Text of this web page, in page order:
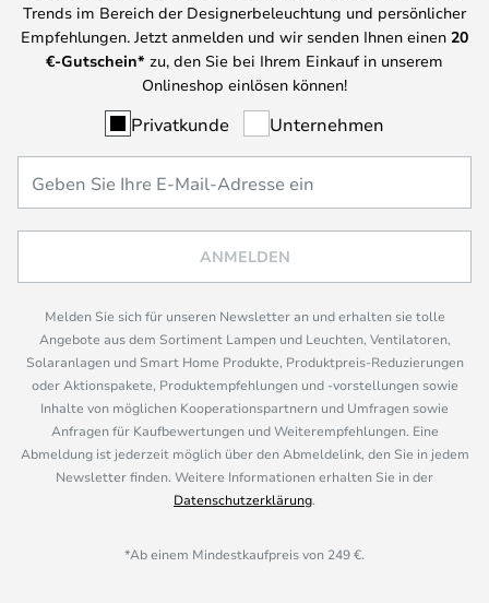
Trends im Bereich der Designerbeleuchtung und persönlicher
Empfehlungen. Jetzt anmelden und wir senden Ihnen einen 20
€-Gutschein* zu, den Sie bei Ihrem Einkauf in unserem
Onlineshop einlösen können!
Privatkunde Unternehmen
ANMELDEN
Melden Sie sich für unseren Newsletter an und erhalten sie tolle
Angebote aus dem Sortiment Lampen und Leuchten, Ventilatoren,
Solaranlagen und Smart Home Produkte, Produktpreis-Reduzierungen
oder Aktionspakete, Produktempfehlungen und -vorstellungen sowie
Inhalte von möglichen Kooperationspartnern und Umfragen sowie
Anfragen für Kaufbewertungen und Weiterempfehlungen. Eine
Abmeldung ist jederzeit möglich über den Abmeldelink, den Sie in jedem
Newsletter finden. Weitere Informationen erhalten Sie in der
Datenschutzerklärung.
*Ab einem Mindestkaufpreis von 249 €.